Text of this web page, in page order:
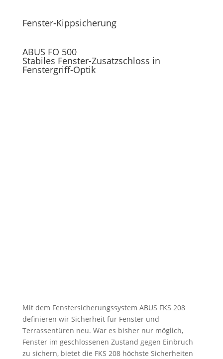
Fenster-Kippsicherung
ABUS FO 500
Stabiles Fenster-Zusatzschloss in
Fenstergriff-Optik
Mit dem Fenstersicherungssystem ABUS FKS 208
definieren wir Sicherheit für Fenster und
Terrassentüren neu. War es bisher nur möglich,
Fenster im geschlossenen Zustand gegen Einbruch
zu sichern, bietet die FKS 208 höchste Sicherheiten